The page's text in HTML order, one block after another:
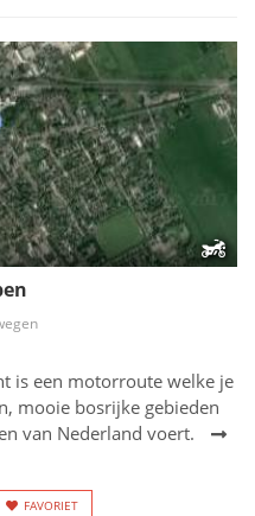
is een motorroute welke je
mooie bosrijke gebieden
van Nederland voert.
FAVORIET